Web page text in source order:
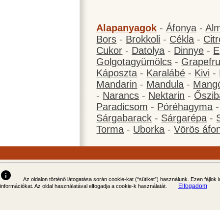
Alapanyagok -Áfonya -
Bors - Brokkoli - Cékla -
Cukor - Datolya - Dinnye -
Golgotagyümölcs -
Káposzta - Karalábé - Kivi -
Mandarin - Mandula -
- Narancs - Nektarin -
Paradicsom - Póréhagyma
Sárgabarack - Sárgarépa -
Torma - Uborka -Vörös
info
Az oldalon történő látogatása során cookie-kat (“sütiket”) használunk. Ezen
információkat. Az oldal használatával elfogadja a cookie-k használatát.
Elfogadom